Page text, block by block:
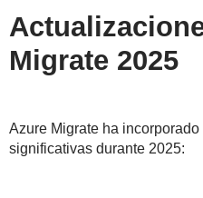
Migrate 2025
Azure Migrate ha
significativas durante 2025: